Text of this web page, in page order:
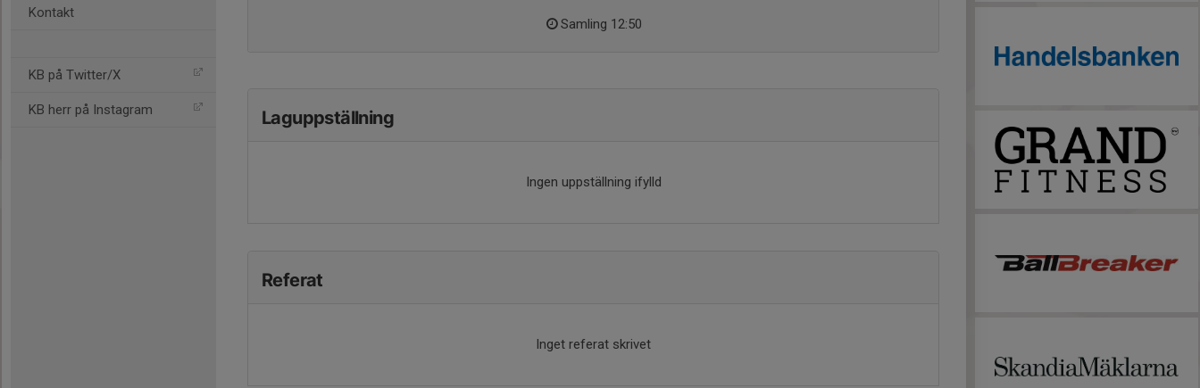
Kontakt
KB på Twitter/X
KB herr på Instagram
Samling 12:50
Laguppställning
Ingen uppställning ifylld
Referat
Inget referat skrivet